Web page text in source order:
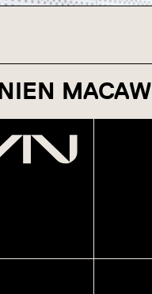
MACAW